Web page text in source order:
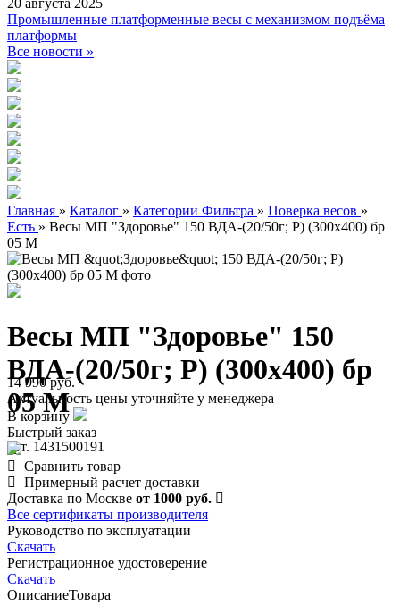
20 августа 2025
Промышленные платформенные весы с механизмом подъёма
платформы
Все новости »
Главная » Каталог » Категории Фильтра » Поверка весов »
Есть » Весы МП "Здоровье" 150 ВДА-(20/50г; Р) (300х400) бр
05 М
Весы МП "Здоровье" 150
ВДА-(20/50г; Р) (300х400) бр
05 М
арт. 1431500191
14 990 руб.
Актуальность цены уточняйте у менеджера
В корзину
Быстрый заказ
Сравнить товар
Примерный расчет доставки
Доставка по Москве от 1000 руб.
Все сертификаты производителя
Руководство по эксплуатации
Скачать
Регистрационное удостоверение
Скачать
ОписаниеТовара